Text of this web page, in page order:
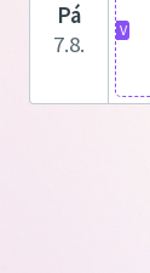
pá
7.8.
V